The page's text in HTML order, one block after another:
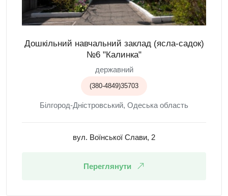
Дошкільний навчальний заклад (ясла-садок)
№6 "Калинка"
державний
(380-4849)35703
Білгород-Дністровський, Одеська область
вул. Воїнської Слави, 2
Переглянути